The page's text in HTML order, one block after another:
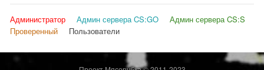
Администратор Админ сервера CS:GO
Админ сервера CS:S
Проверенный
Пользователи